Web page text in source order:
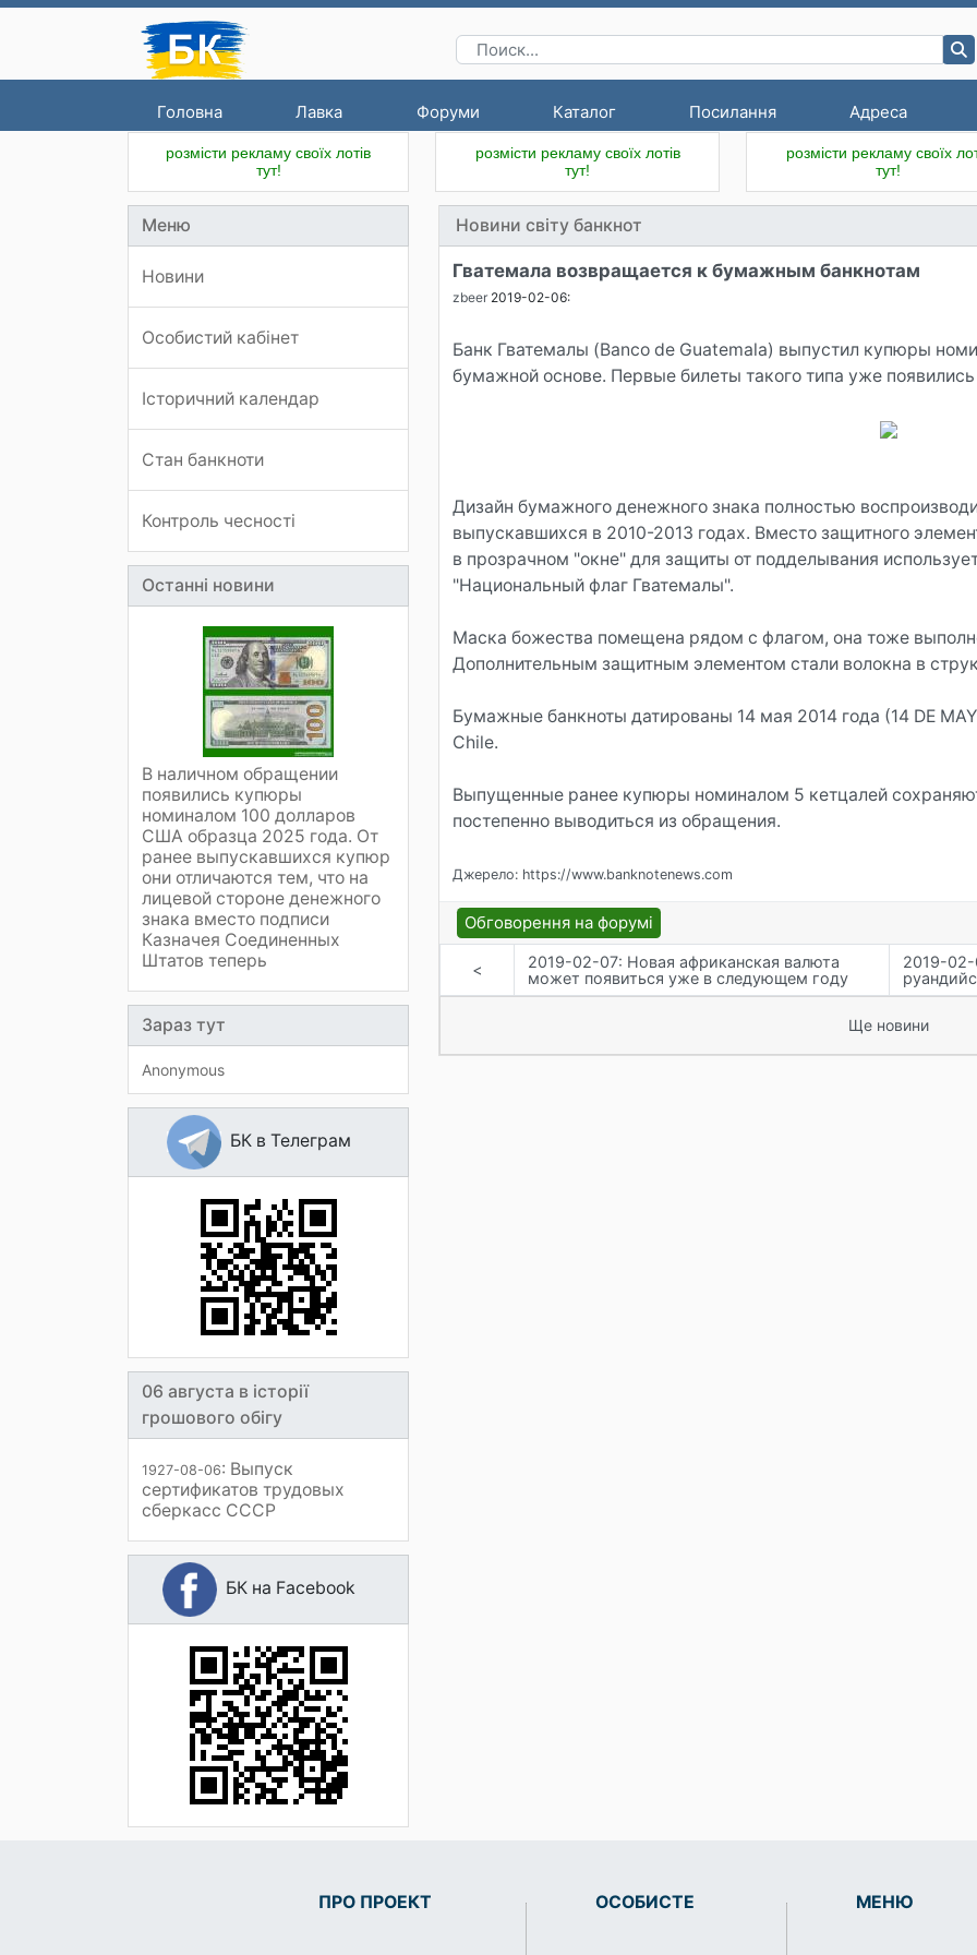
Головна Лавка Форуми Каталог Посилання Адреса
розмісти рекламу своїх лотів
тут!
розмісти рекламу своїх лотів
тут!
розмісти рекламу своїх
тут!
Меню
Новини
Особистий кабінет
Історичний календар
Стан банкноти
Контроль чесності
Останні новини
В наличном обращении
появились купюры
номиналом 100 долларов
США образца 2025 года. От
ранее выпускавшихся купюр
они отличаются тем, что на
лицевой стороне денежного
знака вместо подписи
Казначея Соединенных
Штатов теперь
Зараз тут
Anonymous
БК в Телеграм
06 августа в історії
грошового обігу
1927-08-06: Выпуск
сертификатов трудовых
сберкасс СССР
БК на Facebook
Новини світу банкнот
Гватемала возвращается к бумажным банкнотам
zbeer 2019-02-06:
Банк Гватемалы (Banco de Guatemala) выпустил купюры
бумажной основе. Первые билеты такого типа уже
Дизайн бумажного денежного знака полностью
выпускавшихся в 2010-2013 годах. Вместо защитного
в прозрачном "окне" для защиты от подделывания
"Национальный флаг Гватемалы".
Маска божества помещена рядом с флагом, она тоже
Дополнительным защитным элементом стали волокна в
Бумажные банкноты датированы 14 мая 2014 года (14 DE
Chile.
Выпущенные ранее купюры номиналом 5 кетцалей
постепенно выводиться из обращения.
Джерело: https://www.banknotenews.com
Обговорення на форумі
<
2019-02-07: Новая африканская валюта
может появиться уже в следующем году
2019-02-
Ще новини
ПРО ПРОЕКТ ОСОБИСТЕ МЕНЮ